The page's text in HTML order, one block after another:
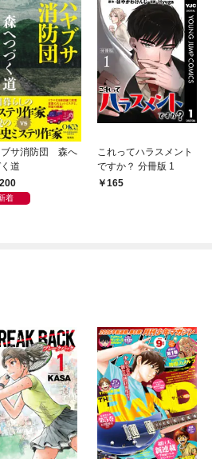
ブサ消防団 森へ
道
着
これってハラスメント
ですか？ 分冊版 1
165